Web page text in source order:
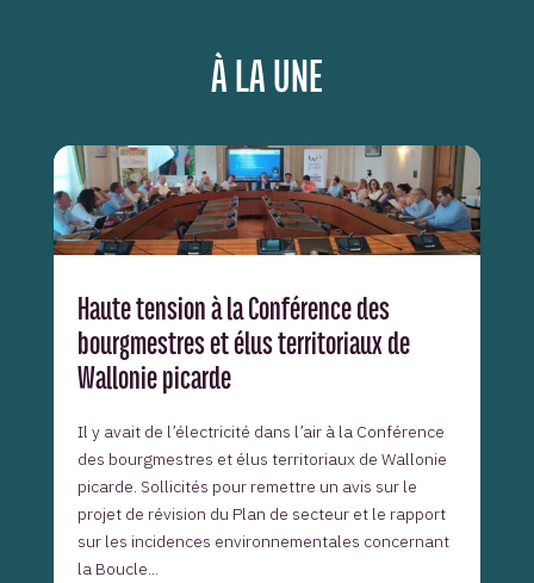
À LA UNE
Haute tension à la Conférence des
bourgmestres et élus territoriaux de
Wallonie picarde
Il y avait de l’électricité dans l’air à la Conférence
des bourgmestres et élus territoriaux de Wallonie
picarde. Sollicités pour remettre un avis sur le
projet de révision du Plan de secteur et le rapport
sur les incidences environnementales concernant
la Boucle...